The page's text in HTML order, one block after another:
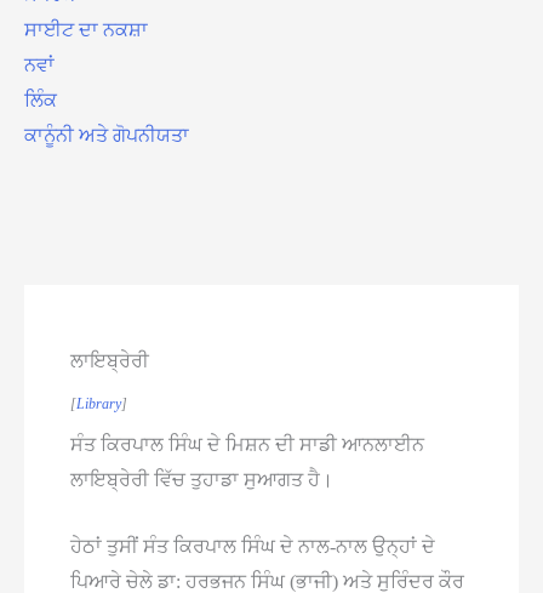
ਸਾਈਟ ਦਾ ਨਕਸ਼ਾ
ਨਵਾਂ
ਲਿੰਕ
ਕਾਨੂੰਨੀ ਅਤੇ ਗੋਪਨੀਯਤਾ
ਲਾਇਬ੍ਰੇਰੀ
[Library]
ਸੰਤ ਕਿਰਪਾਲ ਸਿੰਘ ਦੇ ਮਿਸ਼ਨ ਦੀ ਸਾਡੀ ਆਨਲਾਈਨ
ਲਾਇਬ੍ਰੇਰੀ ਵਿੱਚ ਤੁਹਾਡਾ ਸੁਆਗਤ ਹੈ।
ਹੇਠਾਂ ਤੁਸੀਂ ਸੰਤ ਕਿਰਪਾਲ ਸਿੰਘ ਦੇ ਨਾਲ-ਨਾਲ ਉਨ੍ਹਾਂ ਦੇ
ਪਿਆਰੇ ਚੇਲੇ ਡਾ: ਹਰਭਜਨ ਸਿੰਘ (ਭਾਜੀ) ਅਤੇ ਸੁਰਿੰਦਰ ਕੌਰ